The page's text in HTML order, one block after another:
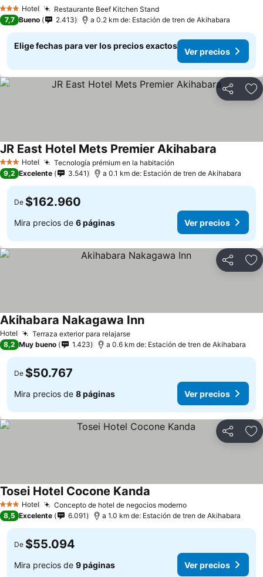
3 Estrellas
Hotel Restaurante Beef Kitchen Stand
7,7 Bueno 2.413 a 0.2 km de: Estación de tren de Akihabara
Elige fechas para ver los precios exactos
Ver precios
Compartir
3 Estrellas
Hotel Tecnología prémium en la habitación
JR East Hotel Mets Premier Akihabara
9,2 Excelente 3.541 a 0.1 km de: Estación de tren de Akihabara
De $162.960
Mira precios de 6 páginas Ver precios
Compartir
Hotel Terraza exterior para relajarse
Akihabara Nakagawa Inn
8,2 Muy bueno 1.423 a 0.6 km de: Estación de tren de Akihabara
De $50.767
Mira precios de 8 páginas Ver precios
Compartir
3 Estrellas
Hotel Concepto de hotel de negocios moderno
Tosei Hotel Cocone Kanda
8,5 Excelente 6.091 a 1.0 km de: Estación de tren de Akihabara
De $55.094
Mira precios de 9 páginas Ver precios